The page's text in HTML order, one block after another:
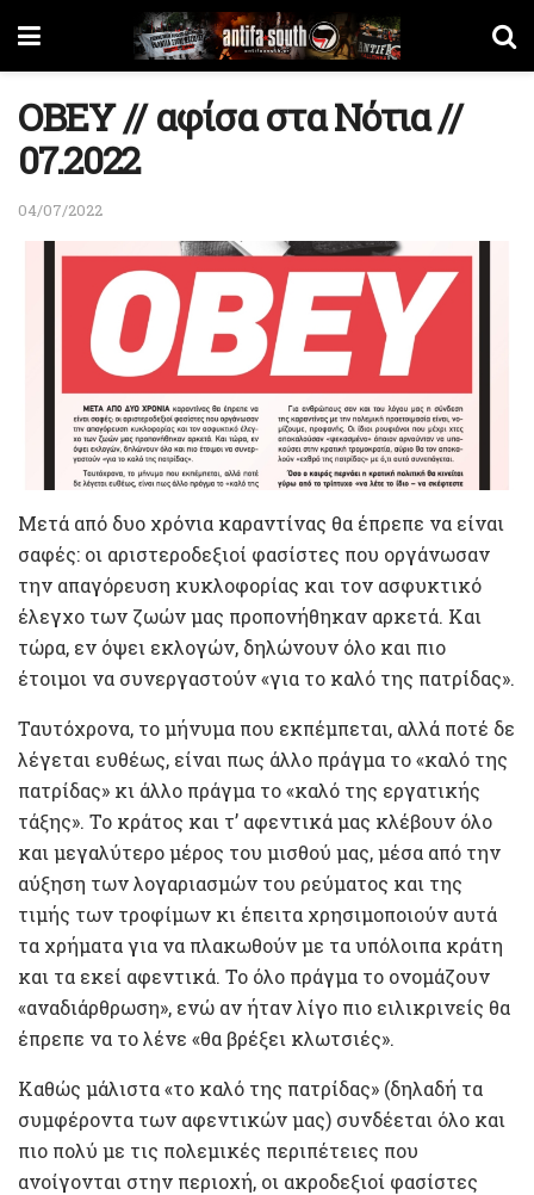
OBEY // αφίσα στα Νότια //
07.2022
04/07/2022
Μετά από δυο χρόνια καραντίνας θα έπρεπε να είναι
σαφές: οι αριστεροδεξιοί φασίστες που οργάνωσαν
την απαγόρευση κυκλοφορίας και τον ασφυκτικό
έλεγχο των ζωών μας προπονήθηκαν αρκετά. Και
τώρα, εν όψει εκλογών, δηλώνουν όλο και πιο
έτοιμοι να συνεργαστούν «για το καλό της πατρίδας».
Ταυτόχρονα, το μήνυμα που εκπέμπεται, αλλά ποτέ δε
λέγεται ευθέως, είναι πως άλλο πράγμα το «καλό της
πατρίδας» κι άλλο πράγμα το «καλό της εργατικής
τάξης». Το κράτος και τ’ αφεντικά μας κλέβουν όλο
και μεγαλύτερο μέρος του μισθού μας, μέσα από την
αύξηση των λογαριασμών του ρεύματος και της
τιμής των τροφίμων κι έπειτα χρησιμοποιούν αυτά
τα χρήματα για να πλακωθούν με τα υπόλοιπα κράτη
και τα εκεί αφεντικά. Το όλο πράγμα το ονομάζουν
«αναδιάρθρωση», ενώ αν ήταν λίγο πιο ειλικρινείς θα
έπρεπε να το λένε «θα βρέξει κλωτσιές».
Καθώς μάλιστα «το καλό της πατρίδας» (δηλαδή τα
συμφέροντα των αφεντικών μας) συνδέεται όλο και
πιο πολύ με τις πολεμικές περιπέτειες που
ανοίγονται στην περιοχή, οι ακροδεξιοί φασίστες